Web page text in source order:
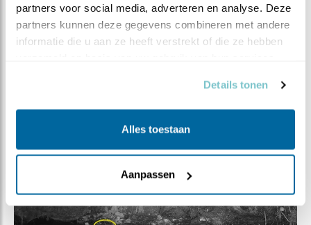
partners voor social media, adverteren en analyse. Deze
partners kunnen deze gegevens combineren met andere
informatie die u aan ze heeft verstrekt of die ze hebben
Details tonen
Alles toestaan
Aanpassen
bezoeker. Hopelijk wordt hij hier ijdel genoeg van om
zich vaker en langer te laten zien. Want dat kostte ons
bij dit bezoek héél veel moeite om zichtbaar te maken!